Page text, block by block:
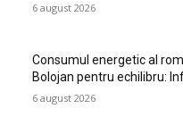
6 august 2026
Consumul energetic al
Bolojan pentru echilibru:
6 august 2026